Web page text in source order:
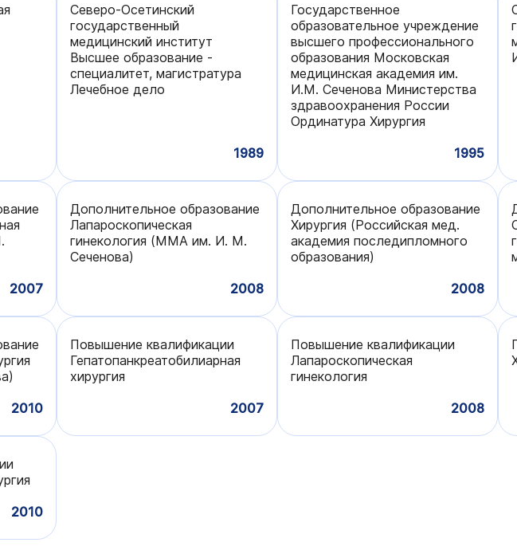
Северо-Осетинский
государственный
медицинский институт
Высшее образование -
специалитет, магистратура
Лечебное дело
1989
Государственное
образовательное учреждение
высшего профессионального
образования Московская
медицинская академия им.
И.М. Сеченова Министерства
здравоохранения России
Ординатура Хирургия
1995
2007
Дополнительное образование
Лапароскопическая
гинекология (ММА им. И. М.
Сеченова)
2008
Дополнительное образование
Хирургия (Российская мед.
академия последипломного
образования)
2008
2010
Повышение квалификации
Гепатопанкреатобилиарная
хирургия
2007
Повышение квалификации
Лапароскопическая
гинекология
2008
2010